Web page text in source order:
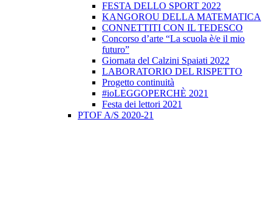
FESTA DELLO SPORT 2022
KANGOROU DELLA MATEMATICA
CONNETTITI CON IL TEDESCO
Concorso d’arte “La scuola è/e il mio
futuro”
Giornata del Calzini Spaiati 2022
LABORATORIO DEL RISPETTO
Progetto continuità
#ioLEGGOPERCHÈ 2021
Festa dei lettori 2021
PTOF A/S 2020-21